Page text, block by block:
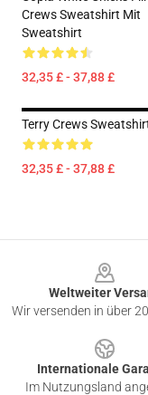
Crews Sweatshirt Mit
Sweatshirt
32,35 £ - 37,88 £
Terry Crews
32,35 £ - 37,88 £
Weltweiter
Wir versenden in über
Internationale
Im Nutzungsland